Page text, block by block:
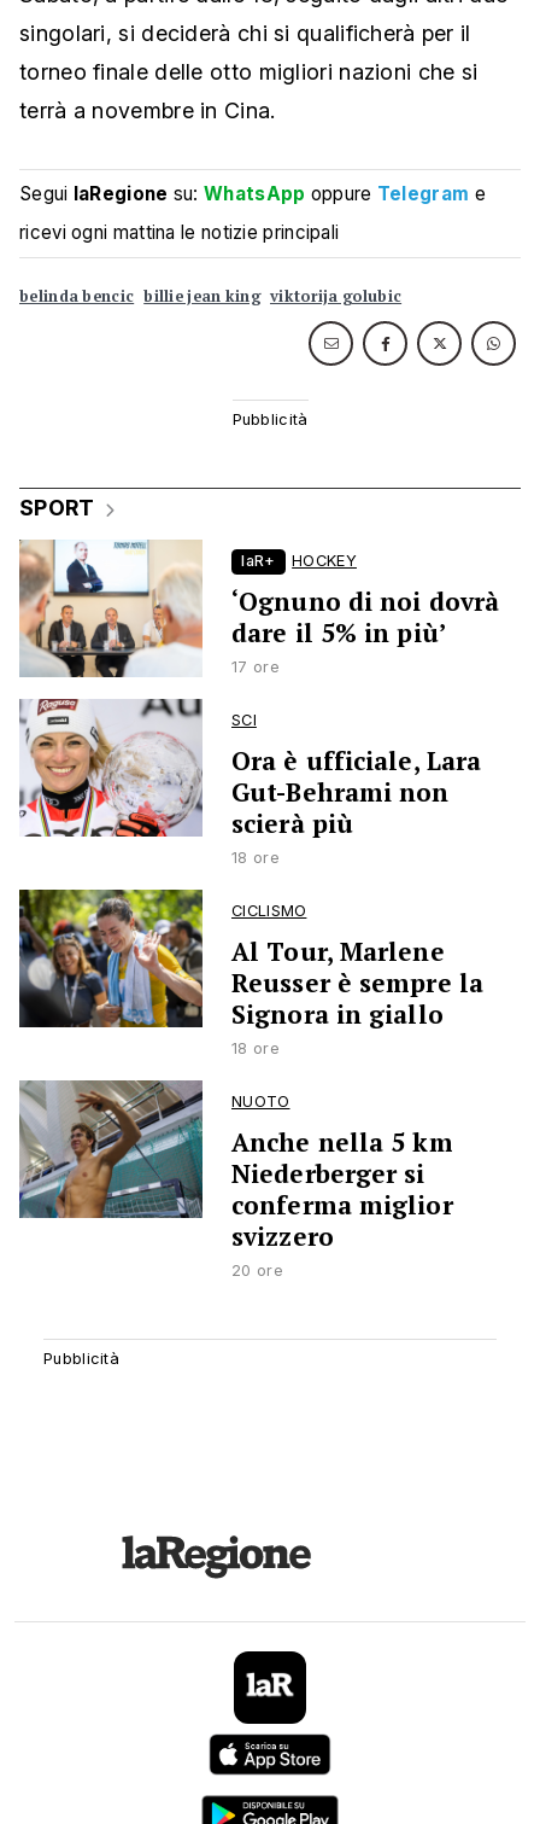
singolari, si deciderà chi si qualificherà per il
torneo finale delle otto migliori nazioni che si
terrà a novembre in Cina.
Segui laRegione su:WhatsApp oppure Telegram e
ricevi ogni mattina le notizie principali
belinda bencic billie jean king viktorija golubic
SPORT
laR+ HOCKEY
‘Ognuno di noi dovrà
dare il 5% in più’
17 ore
SCI
Ora è ufficiale, Lara
Gut-Behrami non
scierà più
18 ore
CICLISMO
Al Tour, Marlene
Reusser è sempre la
Signora in giallo
18 ore
NUOTO
Anche nella 5 km
Niederberger si
conferma miglior
svizzero
20 ore